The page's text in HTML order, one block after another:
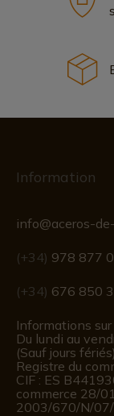
Information
info@aceros-
(+34) 978 877
(+34) 676 850
Informations
Du lundi au
(Sauf jours fériés)
Registre du
CIF : ES
commerce 28/
2003/670/N/